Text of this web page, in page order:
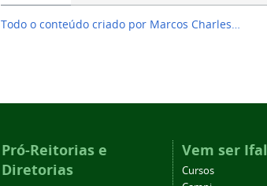
Todo o conteúdo criado por Marcos Charles…
Pró-Reitorias e
Diretorias
Vem ser Ifal
Cursos